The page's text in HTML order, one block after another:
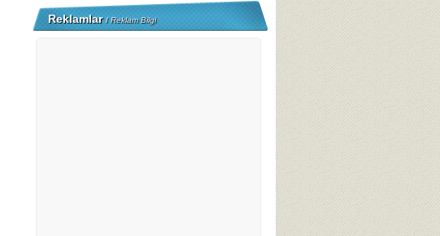
Reklamlar/Reklam Bilgi